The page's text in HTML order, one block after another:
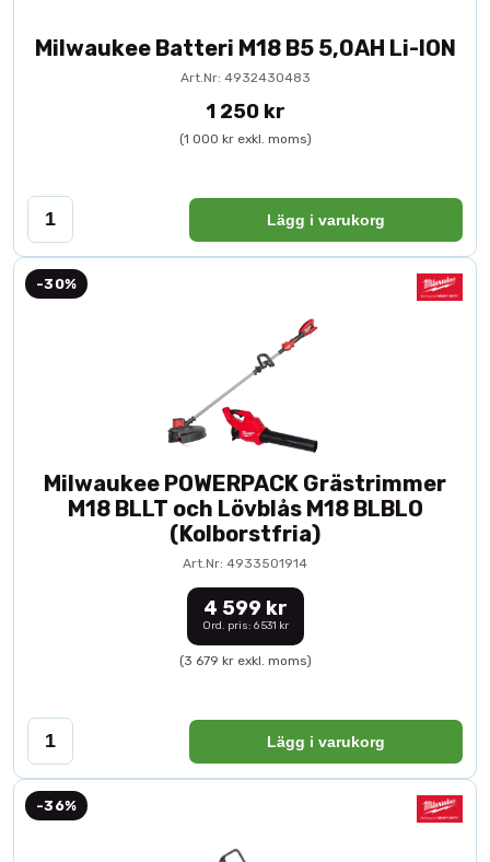
Milwaukee Batteri M18 B5 5,0AH Li-ION
Art.Nr: 4932430483
1 250 kr
(1 000 kr exkl. moms)
Lägg i varukorg
-30%
Milwaukee POWERPACK Grästrimmer
M18 BLLT och Lövblås M18 BLBLO
(Kolborstfria)
Art.Nr: 4933501914
4 599 kr
Ord. pris: 6 531 kr
(3 679 kr exkl. moms)
Lägg i varukorg
-36%